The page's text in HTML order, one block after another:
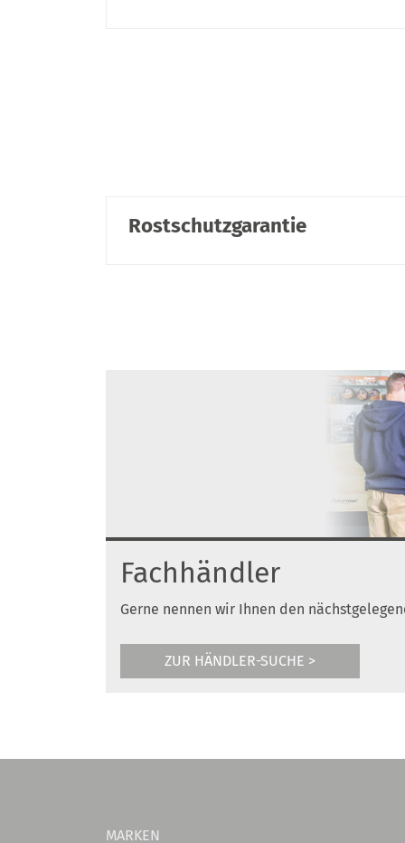
Rostschutzgarantie
Fachhändler
Gerne nennen wir Ihnen den
ZUR HÄNDLER-SUCHE >
MARKEN